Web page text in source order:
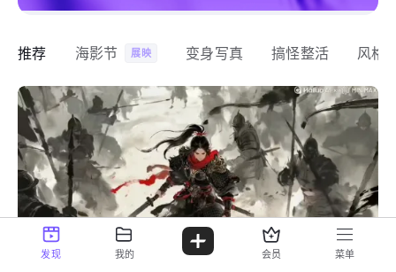
推荐 海影节 展映 变身写真 搞怪整活 风格
发现 我的 会员 菜单